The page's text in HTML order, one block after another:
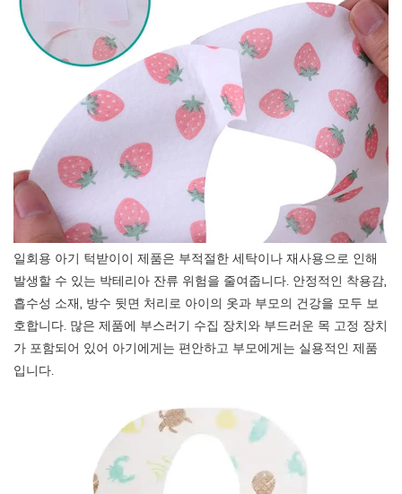
일회용 아기 턱받이이 제품은 부적절한 세탁이나 재사용으로 인해
발생할 수 있는 박테리아 잔류 위험을 줄여줍니다. 안정적인 착용감,
흡수성 소재, 방수 뒷면 처리로 아이의 옷과 부모의 건강을 모두 보
호합니다. 많은 제품에 부스러기 수집 장치와 부드러운 목 고정 장치
가 포함되어 있어 아기에게는 편안하고 부모에게는 실용적인 제품
입니다.